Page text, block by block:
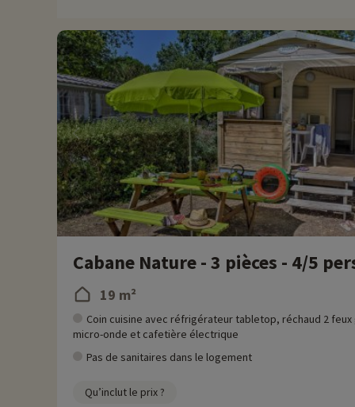
Plus d'informations
• Animaux de compagnie acceptés, en supplément
Cabane Nature - 3 pièces - 4/5
19 m²
Coin cuisine avec réfrigérateur tabletop, réchaud 2 feux
micro-onde et cafetière électrique
Pas de sanitaires dans le logement
Qu’inclut le prix ?